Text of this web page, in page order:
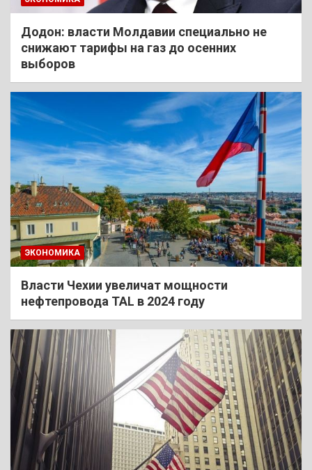
Додон: власти Молдавии специально не
снижают тарифы на газ до осенних
выборов
ЭКОНОМИКА
Власти Чехии увеличат мощности
нефтепровода TAL в 2024 году